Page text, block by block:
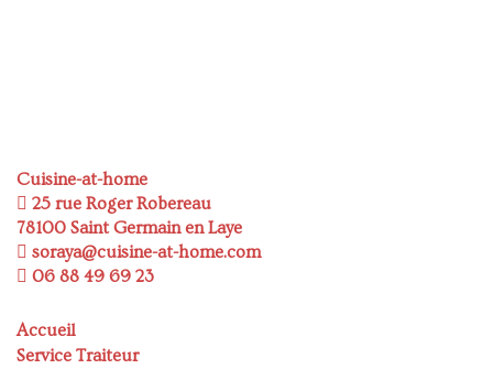
Cuisine-at-home
25 rue Roger Robereau
78100 Saint Germain en Laye
soraya@cuisine-at-home.com
06 88 49 69 23
Accueil
Service Traiteur